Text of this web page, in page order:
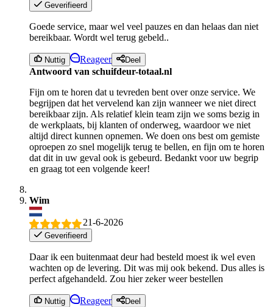
Geverifieerd
Goede service, maar wel veel pauzes en dan helaas dan niet
bereikbaar. Wordt wel terug gebeld..
Nuttig Reageer Deel
Antwoord van schuifdeur-totaal.nl
Fijn om te horen dat u tevreden bent over onze service. We
begrijpen dat het vervelend kan zijn wanneer we niet direct
bereikbaar zijn. Als relatief klein team zijn we soms bezig in
de werkplaats, bij klanten of onderweg, waardoor we niet
altijd direct kunnen opnemen. We doen ons best om gemiste
oproepen zo snel mogelijk terug te bellen, en fijn om te horen
dat dit in uw geval ook is gebeurd. Bedankt voor uw begrip
en graag tot een volgende keer!
Wim
21-6-2026
Geverifieerd
Daar ik een buitenmaat deur had besteld moest ik wel even
wachten op de levering. Dit was mij ook bekend. Dus alles is
perfect afgehandeld. Zou hier zeker weer bestellen
Nuttig Reageer Deel